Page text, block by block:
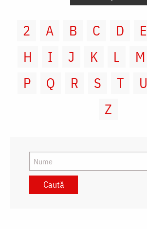
2 A B C D E
H
I J K L M
P
Q R S T U
Z